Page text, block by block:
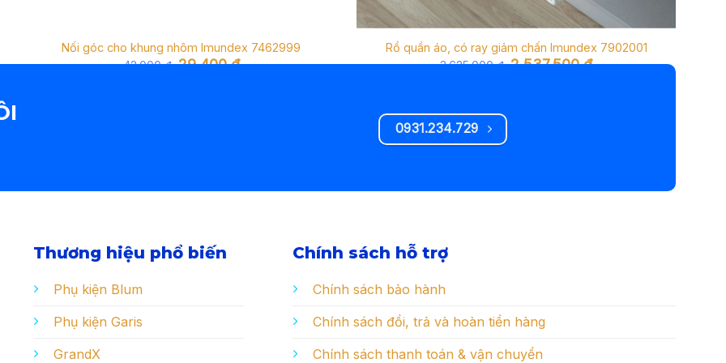
Nối góc cho khung nhôm Imundex 7462999
42.000₫ Giá
29.400₫Giá
Rổ quần áo, có ray giảm chấn Imundex 7902001
3.625.000₫ Giá
2.537.500₫Giá
0931.234.729
Thương hiệu phổ biến
Phụ kiện Blum
Phụ kiện Garis
GrandX
Chính sách hỗ trợ
Chính sách bảo hành
Chính sách đổi, trả và hoàn tiền hàng
Chính sách thanh toán & vận chuyển